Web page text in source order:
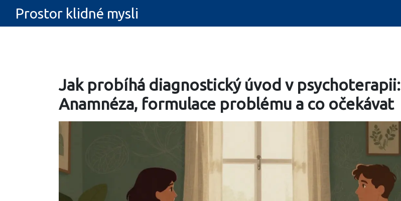
Prostor klidné mysli
Jak probíhá diagnostický úvod v psychoterapii:
Anamnéza, formulace problému a co očekávat